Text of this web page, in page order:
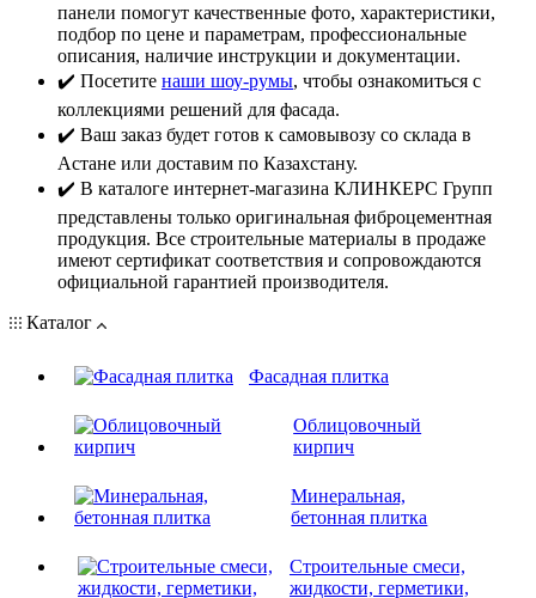
панели помогут качественные фото, характеристики,
подбор по цене и параметрам, профессиональные
описания, наличие инструкции и документации.
✔️ Посетите наши шоу-румы, чтобы ознакомиться с
коллекциями решений для фасада.
✔️ Ваш заказ будет готов к самовывозу со склада в
Астане или доставим по Казахстану.
✔️ В каталоге интернет-магазина КЛИНКЕРС Групп
представлены только оригинальная фиброцементная
продукция. Все строительные материалы в продаже
имеют сертификат соответствия и сопровождаются
официальной гарантией производителя.
Каталог
Фасадная плитка
Облицовочный
кирпич
Минеральная,
бетонная плитка
Строительные смеси,
жидкости, герметики,